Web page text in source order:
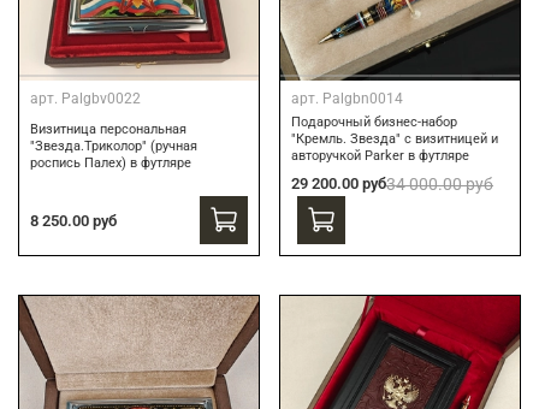
арт. Palgbv0022
Визитница персональная
"Звезда.Триколор" (ручная
роспись Палех) в футляре
8 250.00 руб
арт. Palgbn0014
Подарочный бизнес-набор
"Кремль. Звезда" с визитницей и
авторучкой Parker в футляре
29 200.00 руб34 000.00 руб